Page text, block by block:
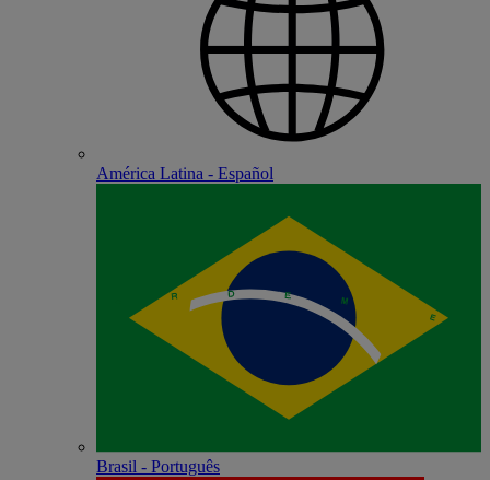
América Latina - Español
Brasil - Português